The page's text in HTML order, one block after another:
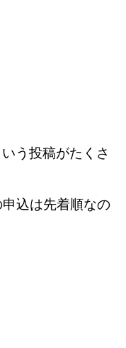
う投稿がたくさ
込は先着順なの